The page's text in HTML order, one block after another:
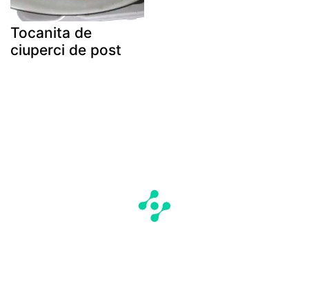
Tocanita de
ciuperci de post